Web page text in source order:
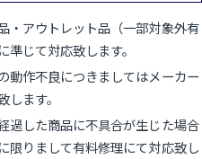
・アウトレット品（一部対象外有
じて対応致します。
動作不良につきましてはメーカー
ます。
過した商品に不具合が生じた場合
限りまして有料修理にて対応致し